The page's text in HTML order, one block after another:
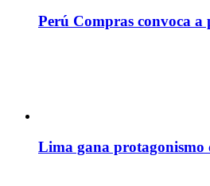
Perú Compras convoca a
Lima gana protagonismo